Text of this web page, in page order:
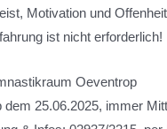
Motivation und
ist nicht erforderlich!
Oeventrop
dem 25.06.2025, immer